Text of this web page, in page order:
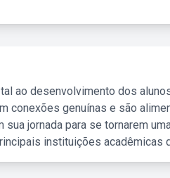
ao desenvolvimento dos
conexões genuínas e são
jornada para se tornarem
instituições acadêmicas